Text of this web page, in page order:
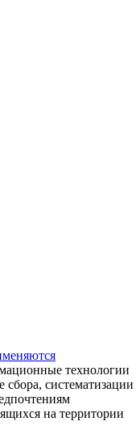
технологии
систематизации
на территории